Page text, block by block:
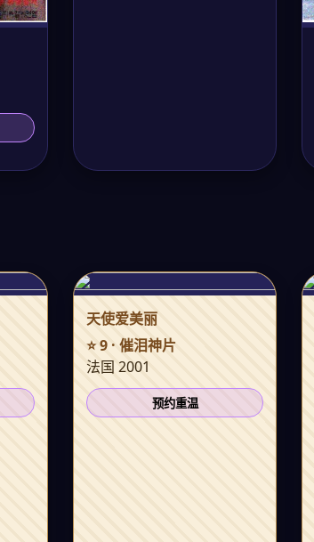
天使爱美丽
⭐ 9 · 催泪神片
法国 2001
预约重温